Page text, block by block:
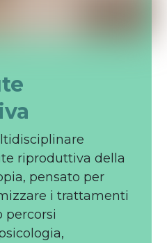
riproduttiva della
pensato per
i trattamenti
percorsi